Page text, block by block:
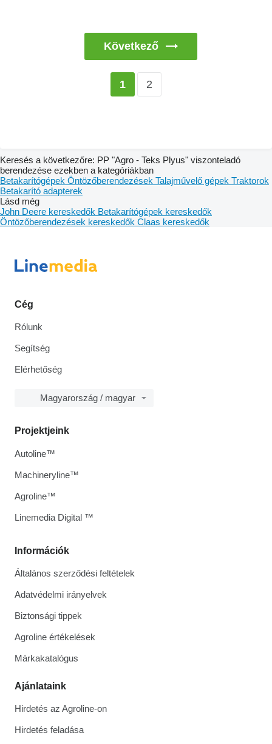
Következő
1 2
Keresés a következőre: PP "Agro - Teks Plyus" viszonteladó
berendezése ezekben a kategóriákban
Betakarítógépek Öntözőberendezések Talajművelő gépek Traktorok
Betakarító adapterek
Lásd még
John Deere kereskedők Betakarítógépek kereskedők
Öntözőberendezések kereskedők Claas kereskedők
Cég
Rólunk
Segítség
Elérhetőség
Magyarország / magyar
Információk
Általános szerződési feltételek
Adatvédelmi irányelvek
Biztonsági tippek
Agroline értékelések
Márkakatalógus
Ajánlataink
Hirdetés az Agroline-on
Hirdetés feladása
Projektjeink
Autoline™
Machineryline™
Agroline™
Linemedia Digital ™